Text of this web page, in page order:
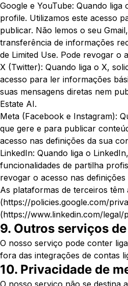
Google e YouTube: Quando
profile. Utilizamos este acesso
publicar. Não lemos o seu
transferência de informações
de Limited Use. Pode revogar o
X (Twitter): Quando liga o X,
acesso para ler informações
suas mensagens diretas nem
Estate AI.
Meta (Facebook e Instagram):
que gere e para publicar
acesso nas definições da sua
LinkedIn: Quando liga o
funcionalidades de partilha
revogar o acesso nas
As plataformas de terceiros
(https://policies.google.com/
(https://www.linkedin.com/legal/
9. Outros serviços
O nosso serviço pode conter
fora das integrações de contas
10. Privacidade de
O nosso serviço não se destina